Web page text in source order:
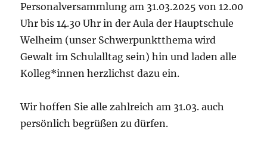
Personalversammlung am 31.03.2025 von 12.00
Uhr bis 14.30 Uhr in der Aula der Hauptschule
Welheim (unser Schwerpunktthema wird
Gewalt im Schulalltag sein) hin und laden alle
Kolleg*innen herzlichst dazu ein.
Wir hoffen Sie alle zahlreich am 31.03. auch
persönlich begrüßen zu dürfen.